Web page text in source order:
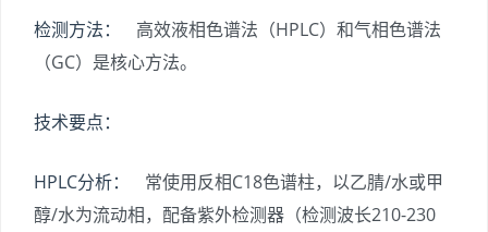
检测方法：
高效液相色谱法（HPLC）和气相色谱法
（GC）是核心方法。
技术要点：
HPLC分析：
常使用反相C18色谱柱，以乙腈/水或甲
醇/水为流动相，配备紫外检测器（检测波长210-230